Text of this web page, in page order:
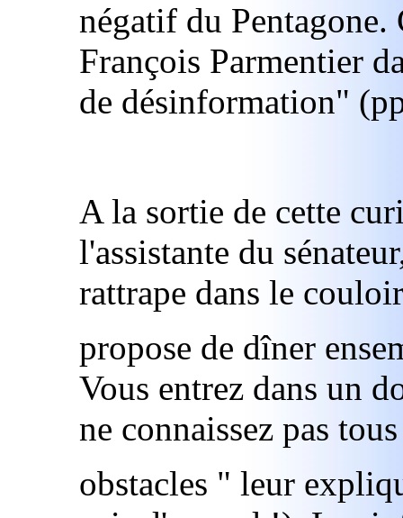
négatif du Pentagone.
François Parmentier
de désinformation"
A la sortie de cette
l'assistante du
rattrape dans le
propose de dîner
Vous entrez dans un
ne connaissez pas
obstacles " leur